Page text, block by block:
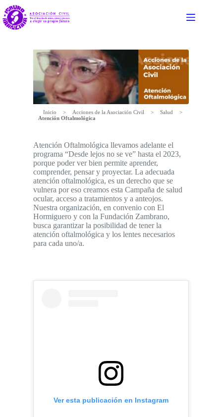
Saltar
al
contenido
Inicio > Acciones de la Asociación Civil > Salud
>
Atención Oftalmológica
Atención Oftalmológica llevamos adelante el
programa “Desde lejos no se ve” hasta el 2023,
porque poder ver bien permite aprender,
comprender, pensar y proyectar. La adecuada
atención oftalmológica, es un derecho que se
vulnera por eso creamos esta Campaña de salud
ocular, acceso a tratamientos y a anteojos.
Nuestra organización, en convenio con El
Hormiguero y con la Fundación Zambrano,
busca garantizar la posibilidad de tener la
atención oftalmológica y los lentes necesarios
para cada uno/a.
Ver esta publicación en Instagram